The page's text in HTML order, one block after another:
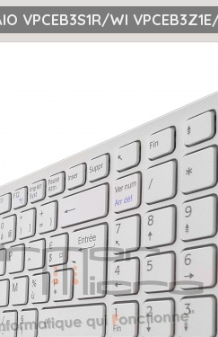
VPCEB3S1R/WI